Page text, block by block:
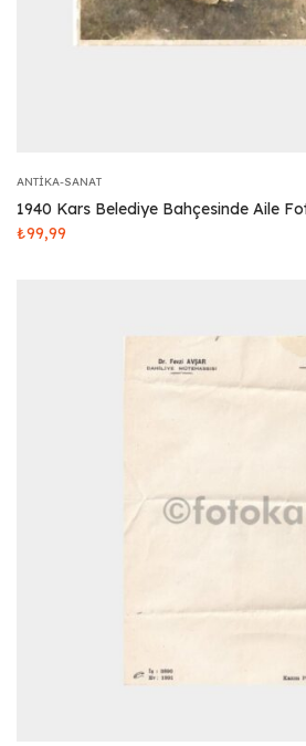
ANTIKA-SANAT
1940 Kars Belediye Bahçesinde Aile
₺99,99